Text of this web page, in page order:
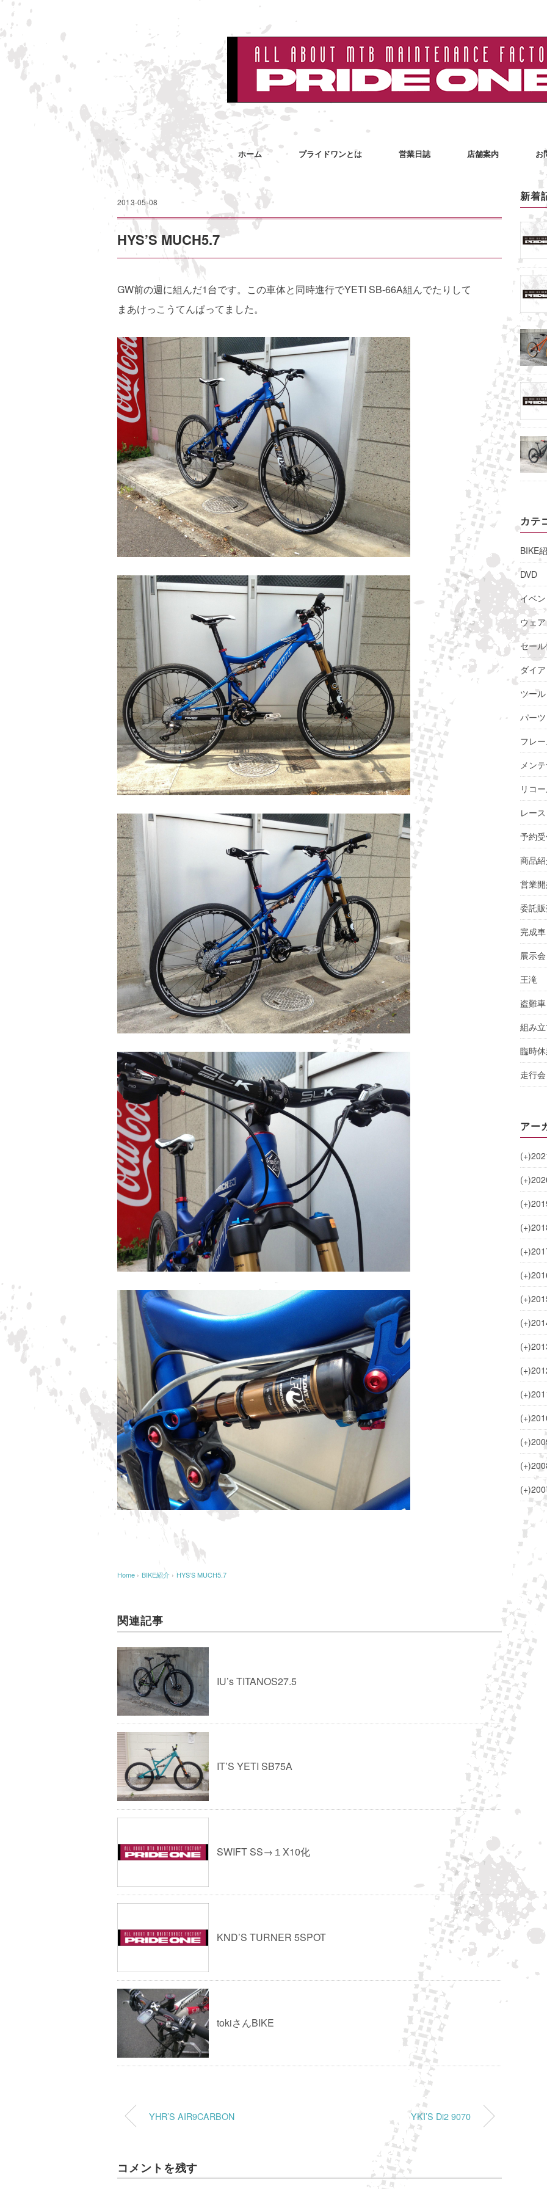
ホーム プライドワンとは 営業日誌 店舗案内 お
2013-05-08
HYS’S MUCH5.7
GW前の週に組んだ1台です。この車体と同時進行でYETI SB-66A組んでたりして
まあけっこうてんぱってました。
Home › BIKE紹介 › HYS’S MUCH5.7
関連記事
IU’s TITANOS27.5
IT’S YETI SB75A
SWIFT SS→１X10化
KND’S TURNER 5SPOT
tokiさんBIKE
YHR’S AIR9CARBON YKI’S Di2 9070
コメントを残す
新着
カテ
BIKE
DVD
イベン
ウェア
セー
ダイ
ツール
パーツ
フレ
メン
リコ
レー
予約
商品
営業
委託
完成車
展示会
王滝
盗難車
組み
臨時
走行
アー
(+)
(+)
(+)
(+)
(+)
(+)
(+)
(+)
(+)
(+)
(+)
(+)
(+)
(+)
(+)